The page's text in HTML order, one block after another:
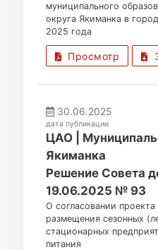
муниципального
округа Якиманка в
2025 года
Просмотр
30.06.2025
дата публикации
ЦАО |
Якиманка
Решение Совета
19.06.2025 № 93
О согласовании
размещения сезонных
стационарных
питания